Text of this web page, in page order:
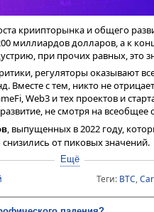
бирж и иных CeFi-платформ,
данных. При этом, утверждение,
сложно.
в соответствии
что хранители криптовалюты,
средствами,
риски потери средств клиентов.
дерева Меркла?
резервов Proof-of-Reserve
защищенный (от
крайне чувствительна к
криипторынка и общего
миллиардов долларов, а к
при прочих равных, это
регуляторы оказывают
Вместе с тем, никто не
Web3 и тех проектов и
не смотря на всеобщее
, выпущенных в 2022 году,
от пиковых значений.
сеть и платформа Web3,
и инвесторов, применять их
Ещё
Теги: BTC,